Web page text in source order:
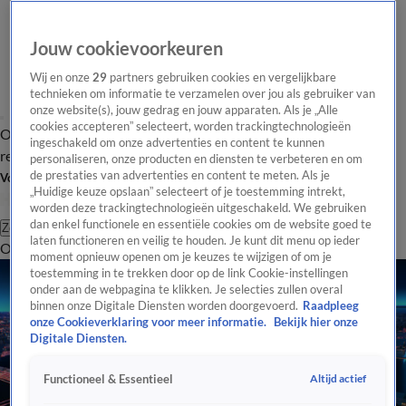
Overzicht Laatste nieuws Regionieuws Het beste van Hart
Tip de
redactie
Volg Hart van Nederland
Zoeken
OverzichtRegioUitzendingenWeerTip de redactiePanelVideo's
Jouw cookievoorkeuren
Wij en onze29 partners gebruiken cookies en vergelijkbare
technieken om informatie te verzamelen over jou als gebruiker van
onze website(s), jouw gedrag en jouw apparaten. Als je „Alle
cookies accepteren” selecteert, worden trackingtechnologieën
ingeschakeld om onze advertenties en content te kunnen
personaliseren, onze producten en diensten te verbeteren en om
de prestaties van advertenties en content te meten. Als je
„Huidige keuze opslaan” selecteert of je toestemming intrekt,
worden deze trackingtechnologieën uitgeschakeld. We gebruiken
dan enkel functionele en essentiële cookies om de website goed te
laten functioneren en veilig te houden. Je kunt dit menu op ieder
moment opnieuw openen om je keuzes te wijzigen of om je
toestemming in te trekken door op de link Cookie-instellingen
onder aan de webpagina te klikken. Je selecties zullen overal
binnen onze Digitale Diensten worden doorgevoerd. Raadpleeg
onze Cookieverklaring voor meer informatie.
Bekijk hier onze
Digitale Diensten.
Functioneel & Essentieel Altijd actief